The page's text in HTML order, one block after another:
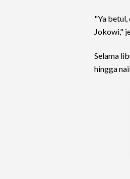
"Ya
Jokowi,"
Selama
hingga